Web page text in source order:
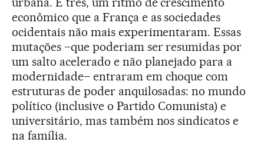
econômico que a França e as sociedades
ocidentais não mais experimentaram. Essas
mutações –que poderiam ser resumidas por
um salto acelerado e não planejado para a
modernidade– entraram em choque com
estruturas de poder anquilosadas: no mundo
político (inclusive o Partido Comunista) e
universitário, mas também nos sindicatos e
na família.